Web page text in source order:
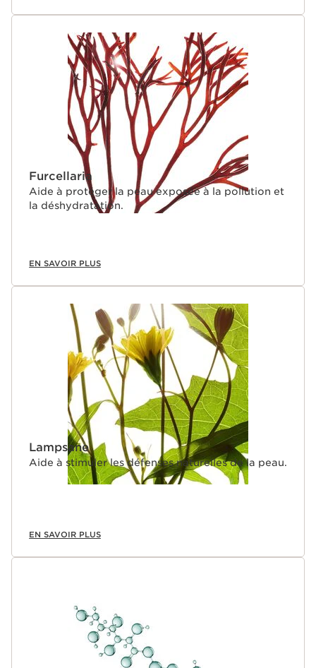
Furcellaria
Aide à protéger la peau exposée à la pollution et
la déshydratation.
EN SAVOIR PLUS
Lampsane
Aide à stimuler les défenses naturelles de la peau.
EN SAVOIR PLUS